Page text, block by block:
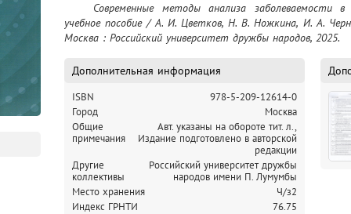
здоровья, эпидемиологов.
учебное пособие / А. И. Цветков, Н. В. Ножкина, И. А.
Москва : Российский университет дружбы народов, 2025.
Дополнительная информация
ISBN
978-5-209-12614-0
Город
Москва
Общие
примечания
Авт. указаны на обороте тит. л.,
Издание подготовлено в авторской
редакции
Другие
коллективы
Российский университет дружбы
народов имени П. Лумумбы
Место хранения
Ч/з2
Индекс ГРНТИ
76.75